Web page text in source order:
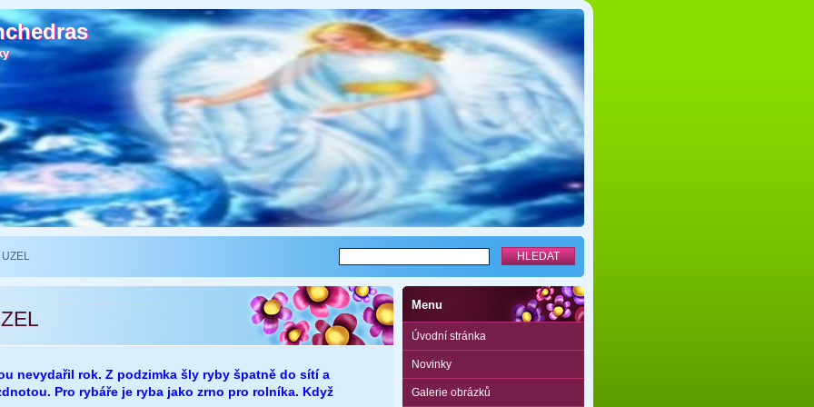
nevydařil rok. Z podzimka šly ryby špatně do sítí a
Pro rybáře je ryba jako zrno pro rolníka. Když
Menu
Úvodní stránka
Novinky
Galerie obrázků